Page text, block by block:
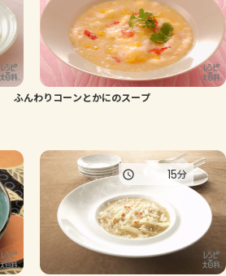
ふんわりコーンとかにのスープ
15分